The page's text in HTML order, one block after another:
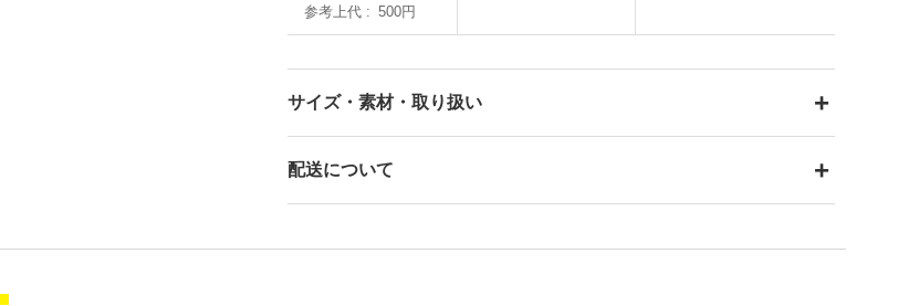
参考上代
500円
サイズ・素材・取り扱い
配送について